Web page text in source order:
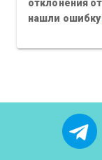
отклонения
нашли ошибку